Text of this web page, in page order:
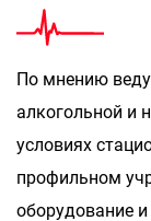
По мнению
алкогольной и
условиях
профильном
оборудование